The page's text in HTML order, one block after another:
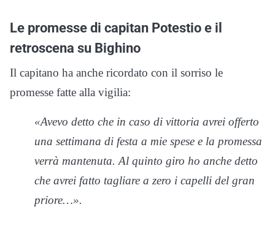
Le promesse di capitan Potestio e il
retroscena su Bighino
Il capitano ha anche ricordato con il sorriso le
promesse fatte alla vigilia:
«Avevo detto che in caso di vittoria avrei offerto
una settimana di festa a mie spese e la promessa
verrà mantenuta. Al quinto giro ho anche detto
che avrei fatto tagliare a zero i capelli del gran
priore…».